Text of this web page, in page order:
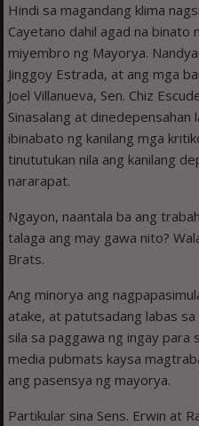
Hindi sa magandang klima
Cayetano dahil agad na binato
miyembro ng Mayorya.
Jinggoy Estrada, at ang mga
Joel Villanueva, Sen. Chiz
Sinasalang at
ibinabato ng kanilang mga
tinututukan nila ang kanilang
nararapat.
Ngayon, naantala ba ang
talaga ang may gawa nito?
Brats.
Ang minorya ang
atake, at patutsadang labas
sila sa paggawa ng ingay para
media pubmats kaysa
ang pasensya ng mayorya.
Partikular sina Sens. Erwin at